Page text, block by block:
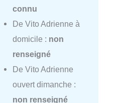
connu
De Vito Adrienne à
domicile : non
renseigné
De Vito Adrienne
ouvert dimanche :
non renseigné